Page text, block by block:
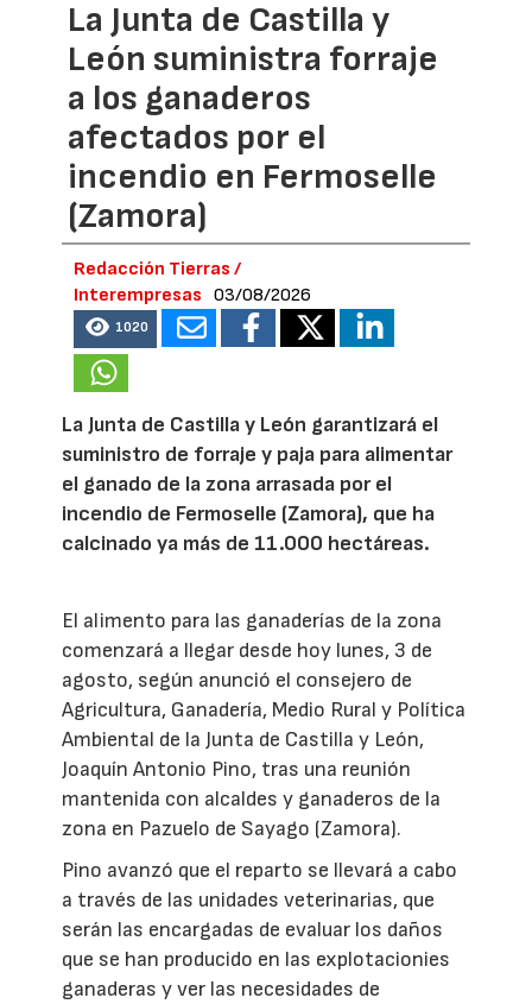
La Junta de Castilla y
León suministra forraje
a los ganaderos
afectados por el
incendio en Fermoselle
(Zamora)
Redacción Tierras /
Interempresas
03/08/2026
1020
La Junta de Castilla y León garantizará el
suministro de forraje y paja para alimentar
el ganado de la zona arrasada por el
incendio de Fermoselle (Zamora), que ha
calcinado ya más de 11.000 hectáreas.
El alimento para las ganaderías de la zona
comenzará a llegar desde hoy lunes, 3 de
agosto, según anunció el consejero de
Agricultura, Ganadería, Medio Rural y Política
Ambiental de la Junta de Castilla y León,
Joaquín Antonio Pino, tras una reunión
mantenida con alcaldes y ganaderos de la
zona en Pazuelo de Sayago (Zamora).
Pino avanzó que el reparto se llevará a cabo
a través de las unidades veterinarias, que
serán las encargadas de evaluar los daños
que se han producido en las explotacionies
ganaderas y ver las necesidades de